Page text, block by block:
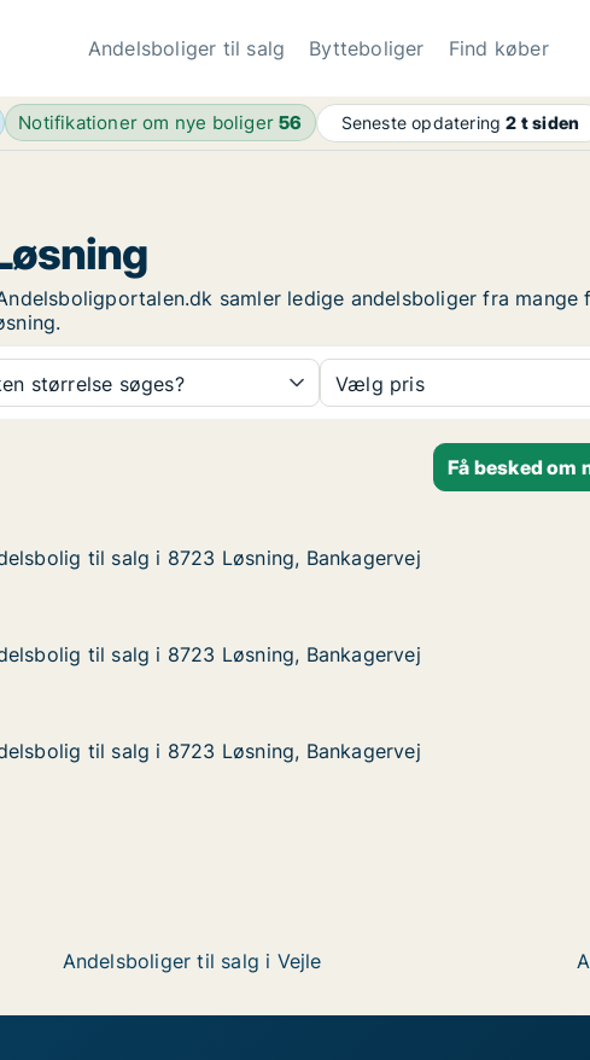
Andelsboliger til salg Bytteboliger Find køber
Notifikationer om nye boliger56 Seneste opdatering2 t siden
samler ledige andelsboliger fra
størrelse søges? Vælg pris
Få besked om
Bankagervej
salg i 8723 Løsning, Bankagervej
til salg i 8723 Løsning, Bankagervej
til salg i 8723 Løsning, Bankagervej
Bankagervej
salg i 8723 Løsning, Bankagervej
til salg i 8723 Løsning, Bankagervej
til salg i 8723 Løsning, Bankagervej
Bankagervej
salg i 8723 Løsning, Bankagervej
til salg i 8723 Løsning, Bankagervej
til salg i 8723 Løsning, Bankagervej
Andelsboliger til salg i Vejle